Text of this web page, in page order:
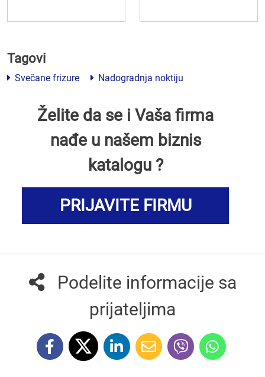
Tagovi
Svečane frizure Nadogradnja noktiju
Želite da se i Vaša firma
nađe u našem biznis
katalogu ?
PRIJAVITE FIRMU
Podelite informacije sa
prijateljima